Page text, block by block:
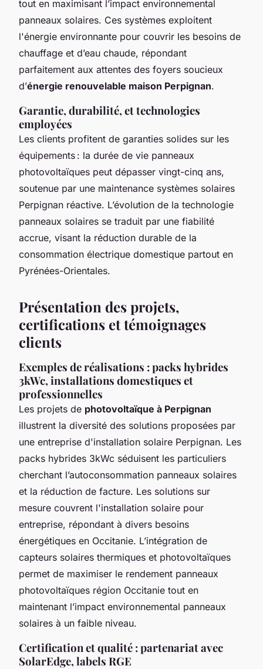
tout en maximisant l’impact environnemental
panneaux solaires. Ces systèmes exploitent
l'énergie environnante pour couvrir les besoins de
chauffage et d’eau chaude, répondant
parfaitement aux attentes des foyers soucieux
d’énergie renouvelable maison Perpignan.
Garantie, durabilité, et technologies
employées
Les clients profitent de garanties solides sur les
équipements : la durée de vie panneaux
photovoltaïques peut dépasser vingt-cinq ans,
soutenue par une maintenance systèmes solaires
Perpignan réactive. L’évolution de la technologie
panneaux solaires se traduit par une fiabilité
accrue, visant la réduction durable de la
consommation électrique domestique partout en
Pyrénées-Orientales.
Présentation des projets,
certifications et témoignages
clients
Exemples de réalisations : packs hybrides
3kWc, installations domestiques et
professionnelles
Les projets de photovoltaïque à Perpignan
illustrent la diversité des solutions proposées par
une entreprise d'installation solaire Perpignan. Les
packs hybrides 3kWc séduisent les particuliers
cherchant l’autoconsommation panneaux solaires
et la réduction de facture. Les solutions sur
mesure couvrent l'installation solaire pour
entreprise, répondant à divers besoins
énergétiques en Occitanie. L’intégration de
capteurs solaires thermiques et photovoltaïques
permet de maximiser le rendement panneaux
photovoltaïques région Occitanie tout en
maintenant l’impact environnemental panneaux
solaires à un faible niveau.
Certification et qualité : partenariat avec
SolarEdge, labels RGE